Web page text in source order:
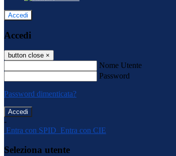
Accedi
Accedi
button close ×
Nome Utente
Password
Password dimenticata?
-
Entra con SPID Entra con CIE
Seleziona utente